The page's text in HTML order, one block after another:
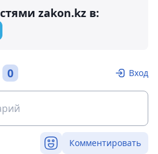
zakon.kz в:
0 Вход
Комментировать